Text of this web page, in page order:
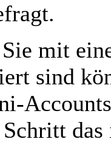
Sie mit
sind